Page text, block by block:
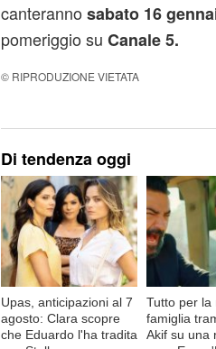
canteranno sabato 16
pomeriggio su Canale 5.
© RIPRODUZIONE VIETATA
Di tendenza oggi
Upas, anticipazioni al 7
agosto: Clara scopre
che Eduardo l'ha tradita
Tutto per la
famiglia
Akif su una